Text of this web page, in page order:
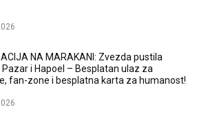
NA MARAKANI: Zvezda pustila
Pazar i Hapoel – Besplatan ulaz za
fan-zone i besplatna karta za humanost!